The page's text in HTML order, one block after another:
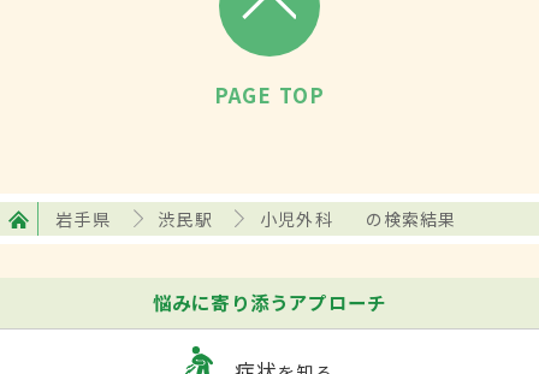
PAGE TOP
岩手県 渋民駅 小児外科 の検索結果
悩みに寄り添うアプローチ